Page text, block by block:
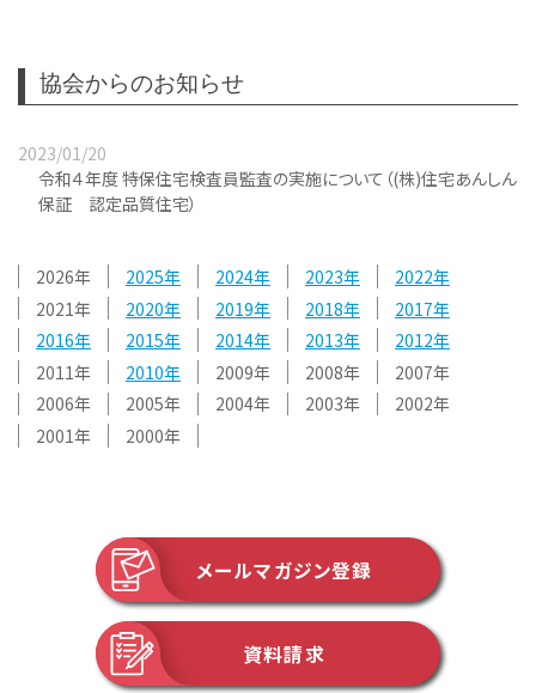
協会からのお知らせ
2023/01/20
令和４年度 特保住宅検査員監査の実施について（(株)住宅あんしん
保証 認定品質住宅）
2026 2025 2024 2023
2022
2021
2020 2019 2018
2017
2016
2015 2014 2013
2012
2011
2010 2009 2008
2007
2006
2005 2004 2003
2002
2001
2000
メールマガジン登録
資料請求